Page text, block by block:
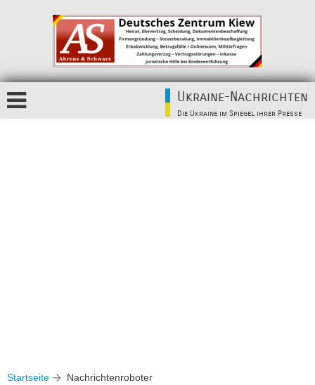
Ukraine-Nachrichten
Die Ukraine im Spiegel ihrer Presse
Startseite Nachrichtenroboter